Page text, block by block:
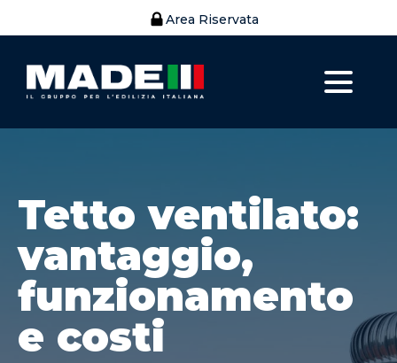
Area Riservata
Tetto ventilato:
vantaggio,
funzionamento
e costi